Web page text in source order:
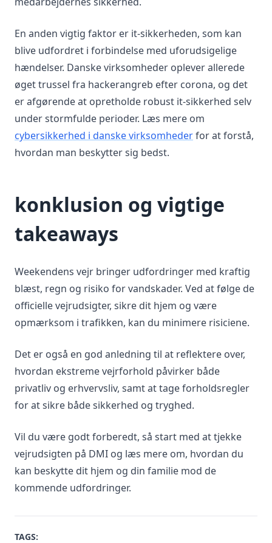
En anden vigtig faktor er it-sikkerheden, som kan
blive udfordret i forbindelse med uforudsigelige
hændelser. Danske virksomheder oplever allerede
øget trussel fra hackerangreb efter corona, og det
er afgørende at opretholde robust it-sikkerhed selv
under stormfulde perioder. Læs mere om
cybersikkerhed i danske virksomhederfor at forstå,
hvordan man beskytter sig bedst.
konklusion og vigtige
takeaways
Weekendens vejr bringer udfordringer med kraftig
blæst, regn og risiko for vandskader. Ved at følge de
officielle vejrudsigter, sikre dit hjem og være
opmærksom i trafikken, kan du minimere risiciene.
Det er også en god anledning til at reflektere over,
hvordan ekstreme vejrforhold påvirker både
privatliv og erhvervsliv, samt at tage forholdsregler
for at sikre både sikkerhed og tryghed.
Vil du være godt forberedt, så start med at tjekke
vejrudsigten på DMI og læs mere om, hvordan du
kan beskytte dit hjem og din familie mod de
kommende udfordringer.
TAGS: